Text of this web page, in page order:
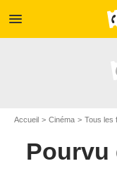
menu
Accueil Cinéma Tous les
Pourvu